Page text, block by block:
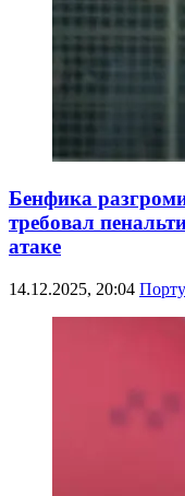
Бенфика
требовал
атаке
14.12.2025, 20:04